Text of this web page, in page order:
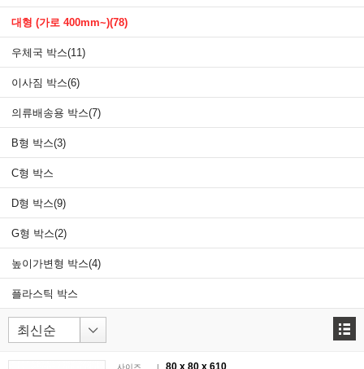
대형 (가로 400mm~)(78)
우체국 박스(11)
이사짐 박스(6)
의류배송용 박스(7)
B형 박스(3)
C형 박스
D형 박스(9)
G형 박스(2)
높이가변형 박스(4)
플라스틱 박스